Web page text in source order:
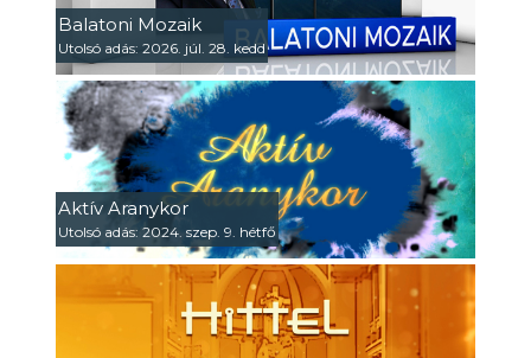
Balatoni Mozaik
Utolsó adás: 2026. júl. 28. kedd
Aktív Aranykor
Utolsó adás: 2024. szep. 9. hétfő